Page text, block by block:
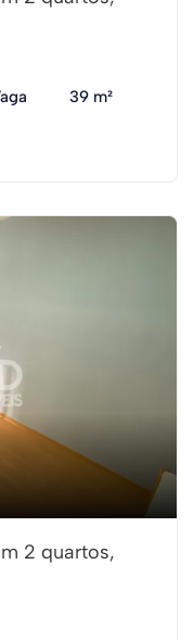
39 m²
2 quartos,